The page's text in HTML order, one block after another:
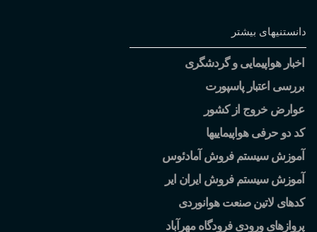
دانستنیهای بیشتر
اخبار هواپیمایی و گردشگری
بررسی اعتبار پاسپورت
عوارض خروج از کشور
کد دو حرفی هواپیماییها
آموزش سیستم فروش آمادئوس
آموزش سیستم فروش ایران ایر
کدهای لاتین صنعت هوانوردی
پروازهای ورودی فرودگاه مهرآباد